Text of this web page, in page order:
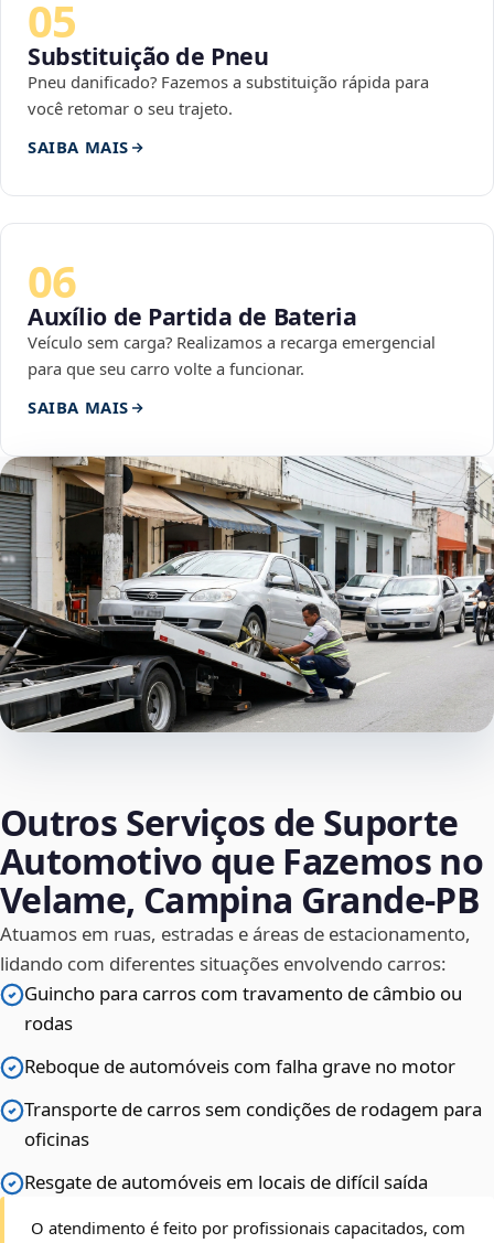
05
Substituição de Pneu
Pneu danificado? Fazemos a substituição rápida para
você retomar o seu trajeto.
SAIBA MAIS
06
Auxílio de Partida de Bateria
Veículo sem carga? Realizamos a recarga emergencial
para que seu carro volte a funcionar.
SAIBA MAIS
Outros Serviços de Suporte
Automotivo que Fazemos no
Velame, Campina Grande‑PB
Atuamos em ruas, estradas e áreas de estacionamento,
lidando com diferentes situações envolvendo carros:
Guincho para carros com travamento de câmbio ou
rodas
Reboque de automóveis com falha grave no motor
Transporte de carros sem condições de rodagem para
oficinas
Resgate de automóveis em locais de difícil saída
O atendimento é feito por profissionais capacitados, com